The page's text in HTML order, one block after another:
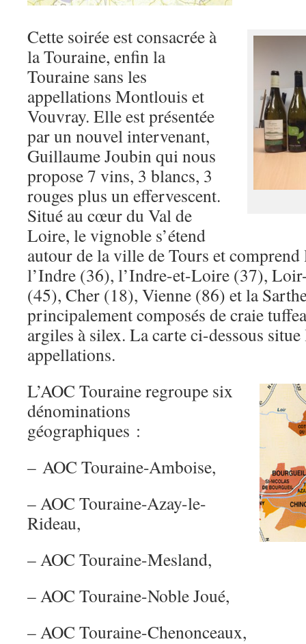
Cette soirée est consacrée à
la Touraine, enfin la
Touraine sans les
appellations Montlouis et
Vouvray. Elle est présentée
par un nouvel intervenant,
Guillaume Joubin qui nous
propose 7 vins, 3 blancs, 3
rouges plus un effervescent.
Situé au cœur du Val de
Loire, le vignoble s’étend
autour de la ville de Tours et comprend
l’Indre (36), l’Indre-et-Loire (37),
(45), Cher (18), Vienne (86) et la
principalement composés de craie
argiles à silex. La carte ci-dessous
appellations.
L’AOC Touraine regroupe six
dénominations
géographiques :
– AOC Touraine-Amboise,
– AOC Touraine-Azay-le-
Rideau,
– AOC Touraine-Mesland,
– AOC Touraine-Noble Joué,
– AOC Touraine-Chenonceaux,